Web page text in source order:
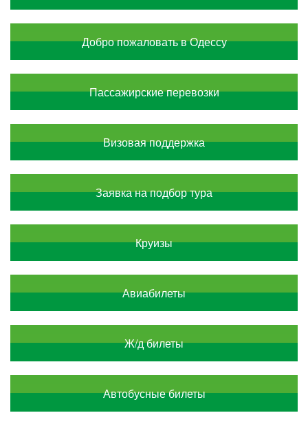
Добро пожаловать в Одессу
Пассажирские перевозки
Визовая поддержка
Заявка на подбор тура
Круизы
Авиабилеты
Ж/д билеты
Автобусные билеты